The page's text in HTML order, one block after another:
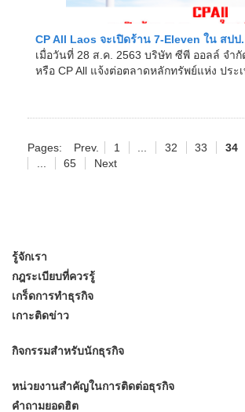
CP All Laos จะเปิดร้าน 7-Eleven ใน สปป
เมื่อวันที่ 28 ส.ค. 2563 บริษัท ซีพี ออลล์ จำ
หรือ CP All แจ้งต่อตลาดหลักทรัพย์แห่ง ประเ
Pages: Prev. 1 32 33 34
65 Next
รู้จักเรา
กฎระเบียบที่ควรรู้
เกร็ดการทำธุรกิจ
เกาะติดข่าว
กิจกรรมสำหรับนักธุรกิจ
หน่วยงานสำคัญในการติดต่อธุรกิจ
คำถามยอดฮิต